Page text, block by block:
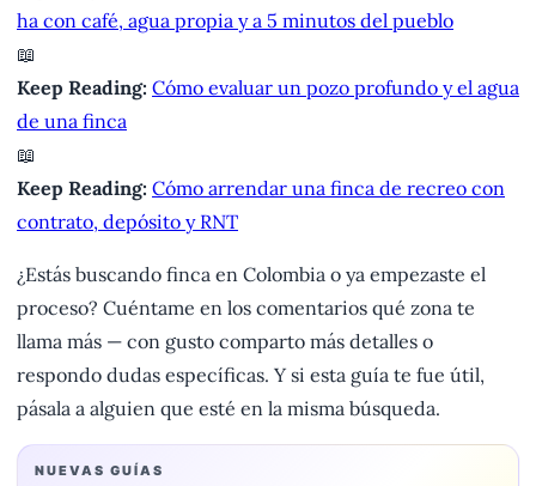
ha con café, agua propia y a 5 minutos del pueblo
📖
Keep Reading: Cómo evaluar un pozo profundo y el agua
de una finca
📖
Keep Reading: Cómo arrendar una finca de recreo con
contrato, depósito y RNT
¿Estás buscando finca en Colombia o ya empezaste el
proceso? Cuéntame en los comentarios qué zona te
llama más — con gusto comparto más detalles o
respondo dudas específicas. Y si esta guía te fue útil,
pásala a alguien que esté en la misma búsqueda.
NUEVAS GUÍAS